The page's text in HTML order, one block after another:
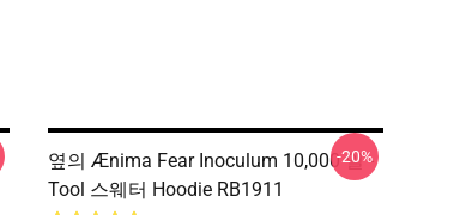
옆의 Ænima Fear Inoculum 10,000 일 -
Tool 스웨터 Hoodie RB1911
-20%